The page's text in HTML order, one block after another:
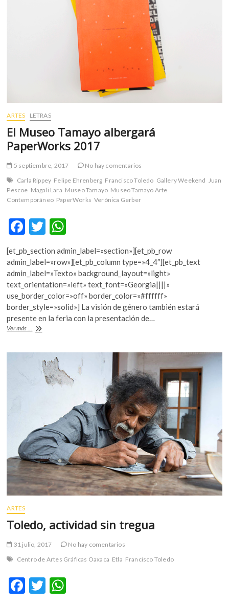
ARTES LETRAS
El Museo Tamayo albergará
PaperWorks 2017
5 septiembre, 2017
No hay comentarios
Carla Rippey Felipe Ehrenberg Francisco Toledo Gallery Weekend Juan
Pescoe Magali Lara Museo Tamayo Museo Tamayo Arte
Contemporáneo PaperWorks Verónica Gerber
F
e
b
o
o
k
T
itt
er
at
s
A
p
p
[et_pb_section admin_label=»section»][et_pb_row
admin_label=»row»][et_pb_column type=»4_4″][et_pb_text
admin_label=»Texto» background_layout=»light»
text_orientation=»left» text_font=»Georgia||||»
use_border_color=»off» border_color=»#ffffff»
border_style=»solid»] La visión de género también estará
presente en la feria con la presentación de…
Ver más ...
El
albergará
PaperWorks
2017
ARTES
Toledo, actividad sin tregua
31 julio, 2017
No hay comentarios
Centro de Artes Gráficas Oaxaca Etla Francisco Toledo
F
T